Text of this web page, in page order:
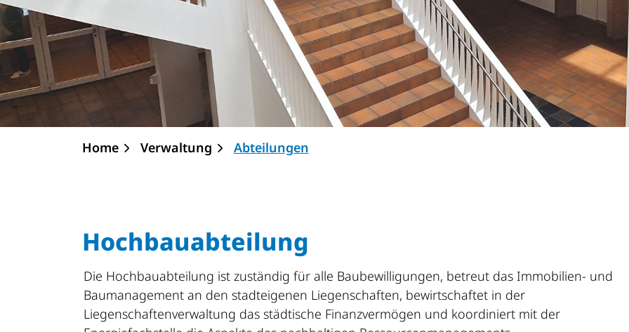
Home Verwaltung Abteilungen(ausgewählt)
Hochbauabteilung
Die Hochbauabteilung ist zuständig für alle Baubewilligungen, betreut das Immobilien- und
Baumanagement an den stadteigenen Liegenschaften, bewirtschaftet in der
Liegenschaftenverwaltung das städtische Finanzvermögen und koordiniert mit der